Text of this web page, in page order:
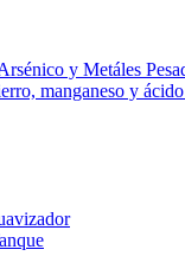
y Metáles
manganeso y